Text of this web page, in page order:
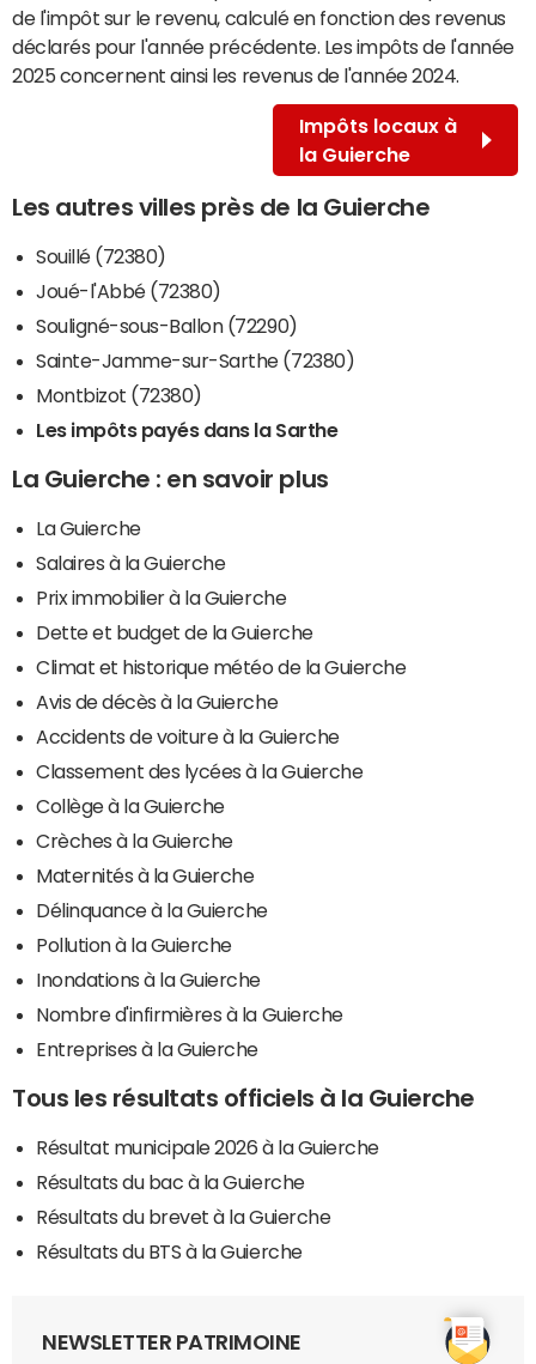
de l'impôt sur le revenu, calculé en fonction des revenus
déclarés pour l'année précédente. Les impôts de l'année
2025 concernent ainsi les revenus de l'année 2024.
Impôts locaux à
la Guierche
Les autres villes près de la Guierche
Souillé (72380)
Joué-l'Abbé (72380)
Souligné-sous-Ballon (72290)
Sainte-Jamme-sur-Sarthe (72380)
Montbizot (72380)
Les impôts payés dans la Sarthe
La Guierche : en savoir plus
La Guierche
Salaires à la Guierche
Prix immobilier à la Guierche
Dette et budget de la Guierche
Climat et historique météo de la Guierche
Avis de décès à la Guierche
Accidents de voiture à la Guierche
Classement des lycées à la Guierche
Collège à la Guierche
Crèches à la Guierche
Maternités à la Guierche
Délinquance à la Guierche
Pollution à la Guierche
Inondations à la Guierche
Nombre d'infirmières à la Guierche
Entreprises à la Guierche
Tous les résultats officiels à la Guierche
Résultat municipale 2026 à la Guierche
Résultats du bac à la Guierche
Résultats du brevet à la Guierche
Résultats du BTS à la Guierche
NEWSLETTER PATRIMOINE